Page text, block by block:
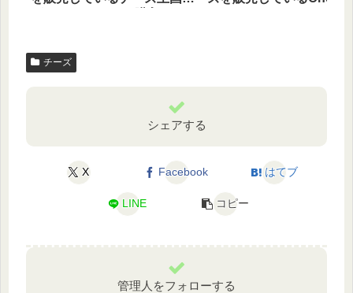
チーズ
シェアする
X Facebook はてブ
LINE コピー
管理人をフォローする